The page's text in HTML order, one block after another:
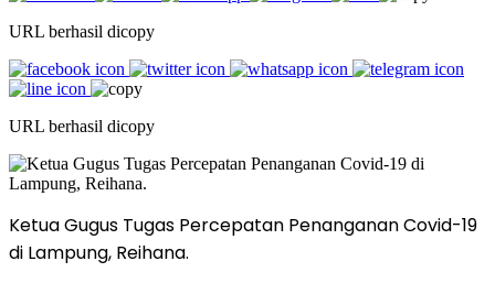
URL berhasil dicopy
URL berhasil dicopy
Ketua Gugus Tugas Percepatan Penanganan Covid-19
di Lampung, Reihana.